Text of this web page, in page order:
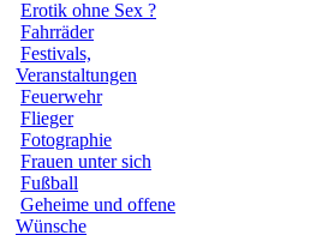
Erotik ohne Sex ?
Fahrräder
Festivals,
Veranstaltungen
Feuerwehr
Flieger
Fotographie
Frauen unter sich
Fußball
Geheime und offene
Wünsche